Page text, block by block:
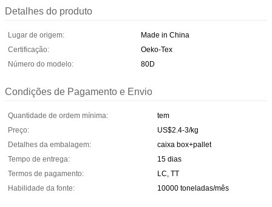
Detalhes do produto
Lugar de origem:
Made in China
Certificação:
Oeko-Tex
Número do modelo:
80D
Condições de Pagamento e Envio
Quantidade de ordem mínima:
tem
Preço:
US$2.4-3/kg
Detalhes da embalagem:
caixa box+pallet
Tempo de entrega:
15 dias
Termos de pagamento:
LC, TT
Habilidade da fonte:
10000 toneladas/mês